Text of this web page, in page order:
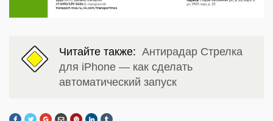
Читайте также: Антирадар Стрелка
для iPhone — как сделать
автоматический запуск